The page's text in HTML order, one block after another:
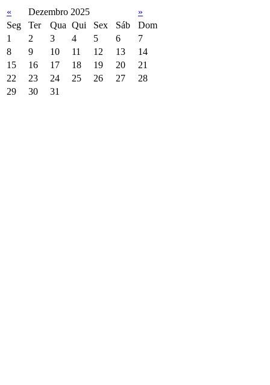
« Dezembro 2025
»
Seg
Ter Qua Qui Sex Sáb
Dom
1
2 3 4 5 6
7
8
9 10 11 12 13
14
15
16 17 18 19 20
21
22
23 24 25 26 27
28
29
30 31